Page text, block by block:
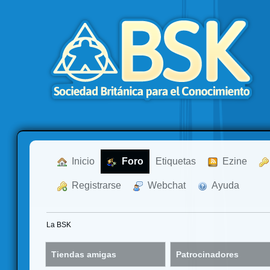
Inicio Foro Etiquetas Ezine
Registrarse Webchat Ayuda
La BSK
Tiendas amigas Patrocinadores